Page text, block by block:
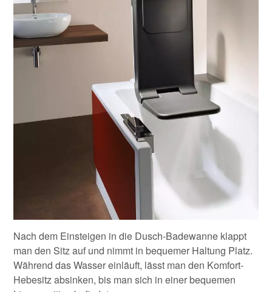
Nach dem Einsteigen in die Dusch-Badewanne klappt
man den Sitz auf und nimmt in bequemer Haltung Platz.
Während das Wasser einläuft, lässt man den Komfort-
Hebesitz absinken, bis man sich in einer bequemen